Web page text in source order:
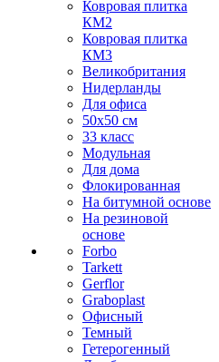
Ковровая плитка
КМ2
Ковровая плитка
КМ3
Великобритания
Нидерланды
Для офиса
50х50 см
33 класс
Модульная
Для дома
Флокированная
На битумной основе
На резиновой
основе
Forbo
Tarkett
Gerflor
Graboplast
Офисный
Темный
Гетерогенный